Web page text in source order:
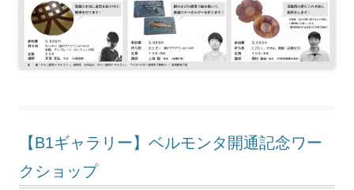
【B1ギャラリー】ベルモンタ開通記念ワー
クショップ